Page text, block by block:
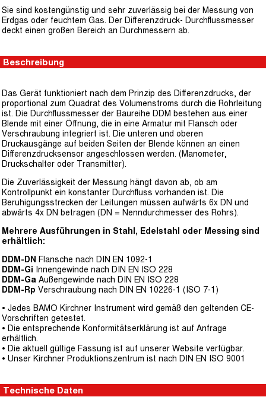
Sie sind kostengünstig und sehr zuverlässig bei der Messung von
Erdgas oder feuchtem Gas. Der Differenzdruck- Durchflussmesser
deckt einen großen Bereich an Durchmessern ab.
Beschreibung
Das Gerät funktioniert nach dem Prinzip des Differenzdrucks, der
proportional zum Quadrat des Volumenstroms durch die Rohrleitung
ist. Die Durchflussmesser der Baureihe DDM bestehen aus einer
Blende mit einer Öffnung, die in eine Armatur mit Flansch oder
Verschraubung integriert ist. Die unteren und oberen
Druckausgänge auf beiden Seiten der Blende können an einen
Differenzdrucksensor angeschlossen werden. (Manometer,
Druckschalter oder Transmitter).
Die Zuverlässigkeit der Messung hängt davon ab, ob am
Kontrollpunkt ein konstanter Durchfluss vorhanden ist. Die
Beruhigungsstrecken der Leitungen müssen aufwärts 6x DN und
abwärts 4x DN betragen (DN = Nenndurchmesser des Rohrs).
Mehrere Ausführungen in Stahl, Edelstahl oder Messing sind
erhältlich:
DDM-DN Flansche nach DIN EN 1092-1
DDM-Gi Innengewinde nach DIN EN ISO 228
DDM-Ga Außengewinde nach DIN EN ISO 228
DDM-Rp Verschraubung nach DIN EN 10226-1 (ISO 7-1)
• Jedes BAMO Kirchner Instrument wird gemäß den geltenden CE-
Vorschriften getestet.
• Die entsprechende Konformitätserklärung ist auf Anfrage
erhältlich.
• Die aktuell gültige Fassung ist auf unserer Website verfügbar.
• Unser Kirchner Produktionszentrum ist nach DIN EN ISO 9001
Technische Daten